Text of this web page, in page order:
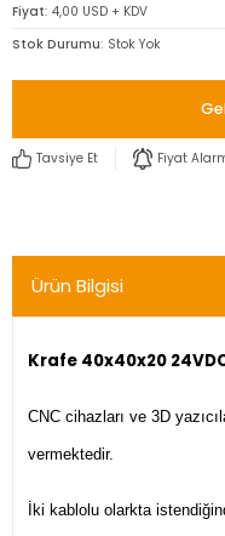
Fiyat 4,00 USD + KDV
Stok Durumu Stok Yok
Tavsiye Et Fiyat
Ürün Bilgisi
Krafe 40x40x20
CNC cihazları ve 3D
vermektedir.
İki kablolu olarkta